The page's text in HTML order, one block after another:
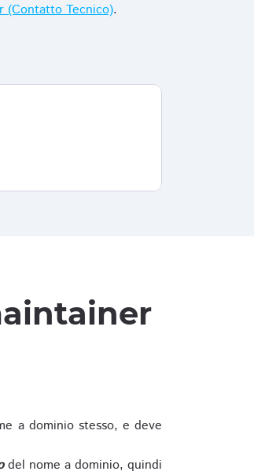
(Contatto Tecnico).
a dominio stesso, e deve
del nome a dominio, quindi